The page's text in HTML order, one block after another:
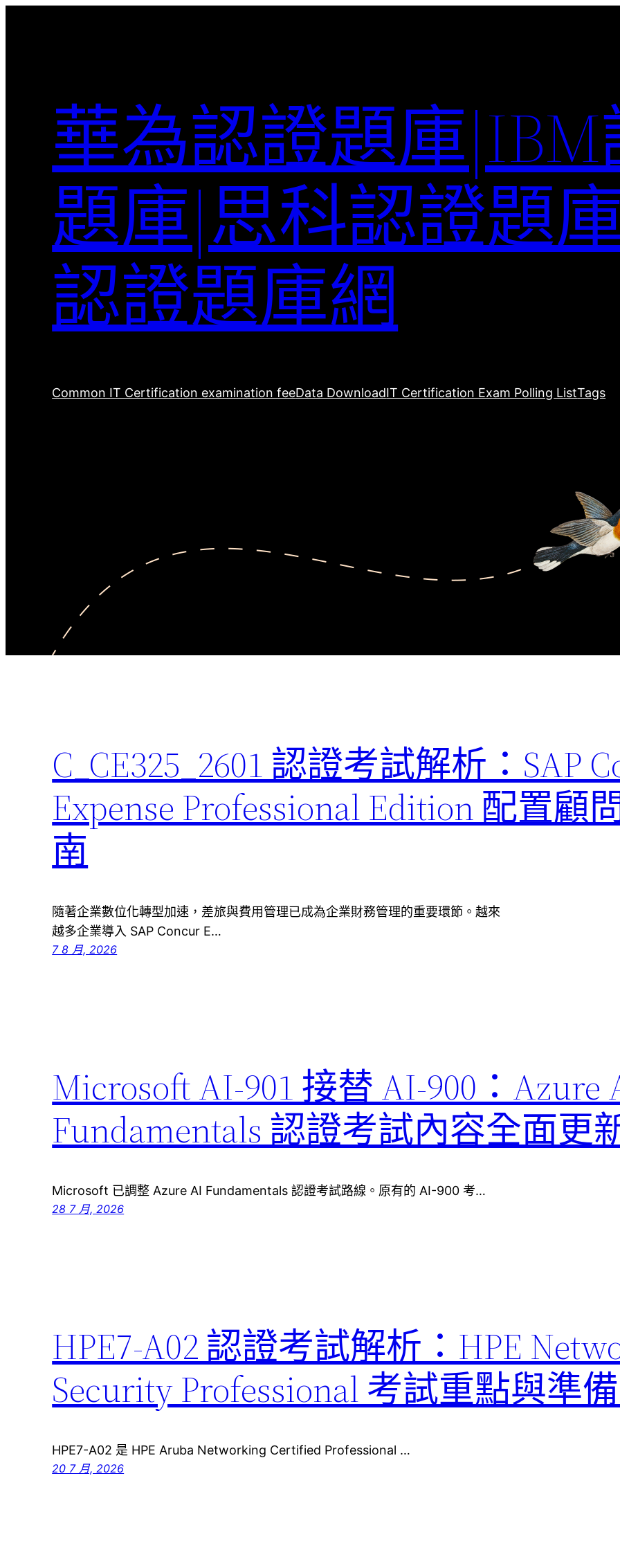
華為認證題庫
題庫|思科認證題
認證題庫網
Common IT Certification examination feeData DownloadIT Certification Exam Polling ListTags
C_CE325_2601 認證考試解析：SAP
Expense Professional Edition 配置顧
南
隨著企業數位化轉型加速，差旅與費用管理已成為企業財務管理的重要環節。越來
越多企業導入 SAP Concur E…
7 8 月, 2026
Microsoft AI-901 接替 AI-900：Azure
Fundamentals 認證考試內容全面更
Microsoft 已調整 Azure AI Fundamentals 認證考試路線。原有的 AI-900 考…
28 7 月, 2026
HPE7-A02 認證考試解析：HPE
Security Professional 考試重點與準
HPE7-A02 是 HPE Aruba Networking Certified Professional …
20 7 月, 2026